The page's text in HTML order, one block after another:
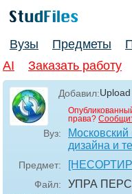
Вузы Предметы
AI
Заказать работу
Добавил:Upload
права?
Вуз:
Московский
дизайна и
Предмет:
Файл: УПРА ПЕРС